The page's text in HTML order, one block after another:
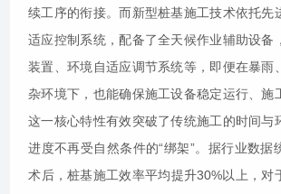
续工序的衔接。而新型桩基施工技术依托先
适应控制系统，配备了全天候作业辅助设备
装置、环境自适应调节系统等，即便在暴雨
杂环境下，也能确保施工设备稳定运行、施
这一核心特性有效突破了传统施工的时间与
进度不再受自然条件的“绑架”。据行业数据
术后，桩基施工效率平均提升30%以上，对